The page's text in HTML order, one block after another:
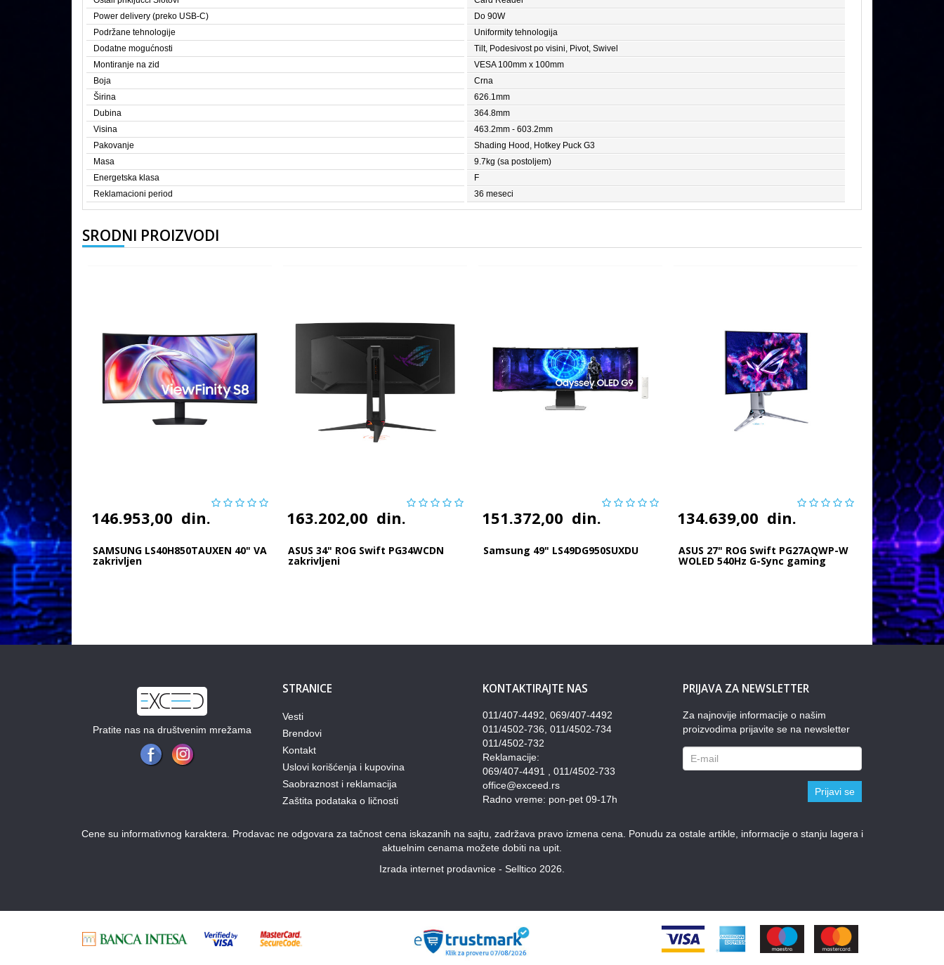
Power delivery (preko USB-C)
Do 90W
Podržane tehnologije
Uniformity tehnologija
Dodatne mogućnosti
Tilt, Podesivost po visini, Pivot, Swivel
Montiranje na zid
VESA 100mm x 100mm
Boja
Crna
Širina
626.1mm
Dubina
364.8mm
Visina
463.2mm - 603.2mm
Pakovanje
Shading Hood, Hotkey Puck G3
Masa
9.7kg (sa postoljem)
Energetska klasa
F
Reklamacioni period
36 meseci
SRODNI PROIZVODI
146.953,00 din.
SAMSUNG LS40H850TAUXEN 40" VA
zakrivljen
163.202,00 din.
ASUS 34" ROG Swift PG34WCDN
zakrivljeni
151.372,00 din.
Samsung 49" LS49DG950SUXDU
134.639,00 din.
ASUS 27" ROG Swift PG27AQWP-W
WOLED 540Hz G-Sync gaming
Pratite nas na društvenim mrežama
STRANICE
Vesti
Brendovi
Kontakt
Uslovi korišćenja i kupovina
Saobraznost i reklamacija
Zaštita podataka o ličnosti
KONTAKTIRAJTE NAS
011/407-4492, 069/407-4492
011/4502-736, 011/4502-734
011/4502-732
Reklamacije:
069/407-4491 , 011/4502-733
office@exceed.rs
Radno vreme: pon-pet 09-17h
PRIJAVA ZA NEWSLETTER
Za najnovije informacije o našim
proizvodima prijavite se na newsletter
Prijavi se
Cene su informativnog karaktera. Prodavac ne odgovara za tačnost cena iskazanih na sajtu, zadržava pravo izmena cena. Ponudu za ostale artikle, informacije o stanju lagera i
aktuelnim cenama možete dobiti na upit.
Izrada internet prodavnice - Selltico 2026.